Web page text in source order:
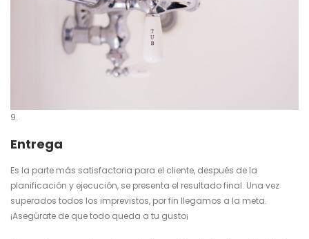
Entrega
Es la parte más satisfactoria para el cliente, después de la
planificación y ejecución, se presenta el resultado final. Una vez
superados todos los imprevistos, por fin llegamos a la meta.
¡Asegúrate de que todo queda a tu gusto¡